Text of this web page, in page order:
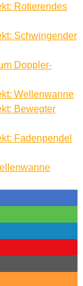
Rotierendes
Schwingender
Doppler-
Wellenwanne
Bewegter
Fadenpendel